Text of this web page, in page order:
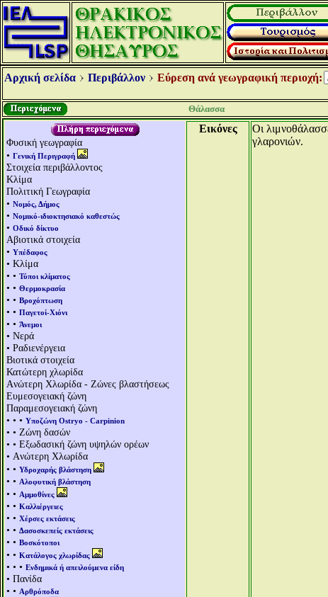
Αρχική σελίδα Περιβάλλον Εύρεση ανά γεωγραφική περιοχή:
Θάλασσα
Φυσική γεωγραφία
• Γενική Περιγραφή
Στοιχεία περιβάλλοντος
Κλίμα
Πολιτική Γεωγραφία
• Νομός, Δήμος
• Νομικό-ιδιοκτησιακό καθεστώς
• Οδικό δίκτυο
Αβιοτικά στοιχεία
• Υπέδαφος
• Κλίμα
• • Τύποι κλίματος
• • Θερμοκρασία
• • Βροχόπτωση
• • Παγετοί-Χιόνι
• • Άνεμοι
• Νερά
• Ραδιενέργεια
Βιοτικά στοιχεία
Κατώτερη χλωρίδα
Aνώτερη Χλωρίδα - Ζώνες βλαστήσεως
Ευμεσογειακή ζώνη
Παραμεσογειακή ζώνη
• • • Υποζώνη Ostryo - Carpinion
• • Ζώνη δασών
• • Εξωδασική ζώνη υψηλών ορέων
• Aνώτερη Χλωρίδα
• • Υδροχαρής βλάστηση
• • Αλοφυτική βλάστηση
• • Αμμοθίνες
• • Καλλιέργειες
• • Χέρσες εκτάσεις
• • Δασοσκεπείς εκτάσεις
• • Βοσκότοποι
• • Κατάλογος χλωρίδας
• • • Ενδημικά ή απειλούμενα είδη
• Πανίδα
• • Αρθρόποδα
Εικόνες
Οι
γλαρονιών.